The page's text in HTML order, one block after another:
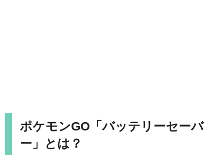
ポケモンGO「バッテリーセーバ
ー」とは？